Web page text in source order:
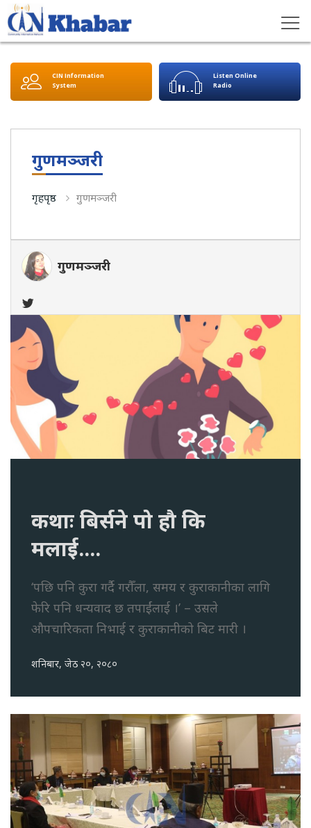
CIN Information
System
Listen Online
Radio
गुणमञ्जरी
गृहपृष्ठ गुणमञ्जरी
गुणमञ्जरी
कथाः बिर्सने पो हौ कि
मलाई....
‘पछि पनि कुरा गर्दै गरौँला, समय र कुराकानीका लागि
फेरि पनि धन्यवाद छ तपाईंलाई ।’ – उसले
औपचारिकता निभाई र कुराकानीको बिट मारी ।
शनिबार, जेठ २०, २०८०